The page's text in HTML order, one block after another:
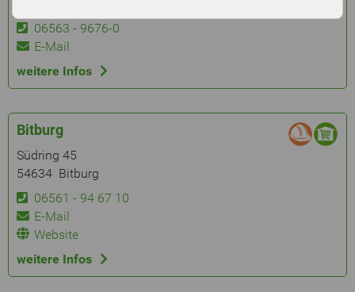
06563 - 9676-0
E-Mail
weitere Infos
Bitburg
Südring 45
54634 Bitburg
06561 - 94 67 10
E-Mail
Website
weitere Infos